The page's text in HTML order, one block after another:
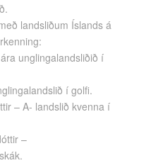
landsliðum Íslands á
unglingalandsliðið í
í golfi.
– A- landslið kvenna í
–